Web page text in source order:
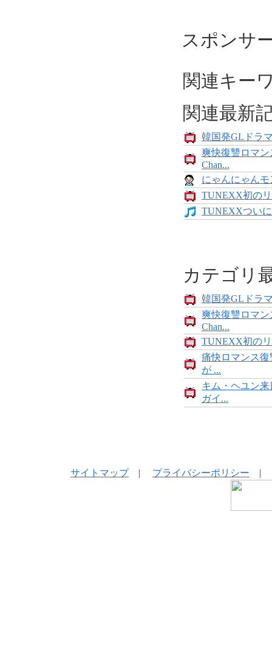
スポンサ
関連キー
関連最新
韓国発GLドラ
爽快復讐ロマ
Chan...
にゃんにゃん
TUNEXX初の
TUNEXXつい
カテゴリ
韓国発GLドラ
爽快復讐ロマ
Chan...
TUNEXX初の
痛快ロマンス
が ...
キム・ヘユン
ガイ...
サイトマップ| プライバシーポリシー